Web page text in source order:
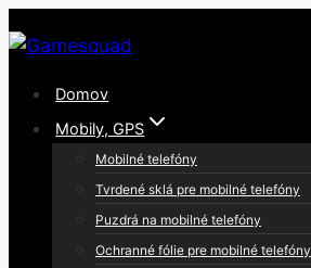
to
Domov
Mobily, GPS
Mobilné telefóny
Tvrdené sklá pre mobilné telefóny
Puzdrá na mobilné telefóny
Ochranné fólie pre mobilné telefóny